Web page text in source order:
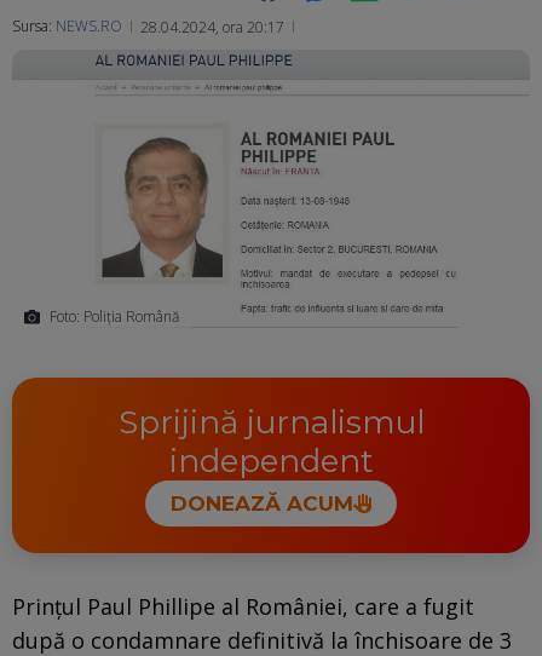
Sursa: NEWS.RO 28.04.2024, ora 20:17
Foto: Poliţia Română
Sprijină jurnalismul
independent
DONEAZĂ ACUM
Prinţul Paul Phillipe al României, care a fugit
după o condamnare definitivă la închisoare de 3